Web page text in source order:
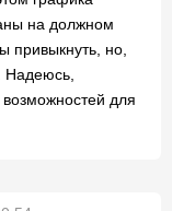
на должном
привыкнуть, но,
Надеюсь,
для